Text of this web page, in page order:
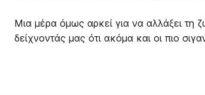
Μια μέρα όμως αρκεί για να αλλάξει
δείχνοντάς μας ότι ακόμα και οι πιο